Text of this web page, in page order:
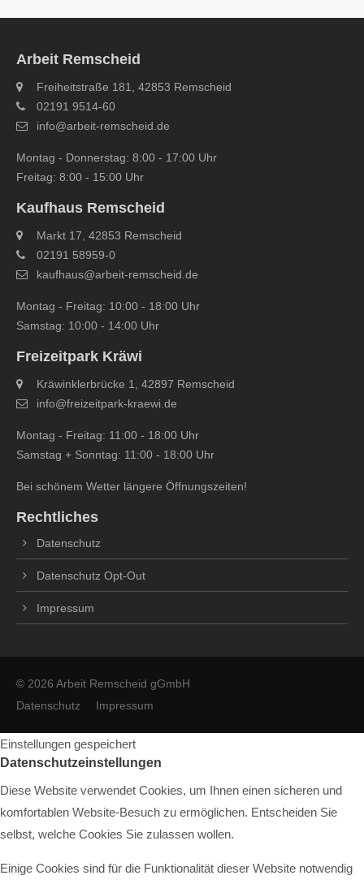
Arbeit Remscheid
Freiheitstraße 181, 42853 Remscheid
02191 9514-60
info@arbeit-remscheid.de
Montag - Donnerstag: 8:00 - 17:00 Uhr
Freitag: 8:00 - 15:00 Uhr
Kaufhaus Remscheid
Markt 17, 42853 Remscheid
02191 58959-0
kaufhaus@arbeit-remscheid.de
Montag - Freitag: 10:00 - 18:00 Uhr
Samstag: 10:00 - 14:00 Uhr
Freizeitpark Kräwi
Kräwinklerbrücke 1, 42897 Remscheid
info@freizeitpark‐kraewi.de
Montag - Freitag: 11:00 - 18:00 Uhr
Samstag + Sonntag: 11:00 - 18:00 Uhr
Bei schönem Wetter längere Öffnungszeiten!
Rechtliches
Datenschutz
Datenschutz Opt-Out
Impressum
© 2026 Arbeit Remscheid gGmbH
Datenschutz
Impressum
Einstellungen gespeichert
Datenschutzeinstellungen
Diese Website verwendet Cookies, um Ihnen einen sicheren und
komfortablen Website-Besuch zu ermöglichen. Entscheiden Sie
selbst, welche Cookies Sie zulassen wollen.
Einige Cookies sind für die Funktionalität dieser Website notwendig